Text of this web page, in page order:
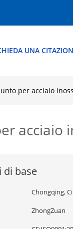
UNA
per acciaio
acciaio
di base
Chongqing,
ZhongZuan